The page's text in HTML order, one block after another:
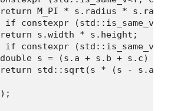
M_PI * s.radius *
if constexpr
s.width * s.height;
if constexpr
s = (s.a + s.b + s.c) /
std::sqrt(s * (s - s.a)